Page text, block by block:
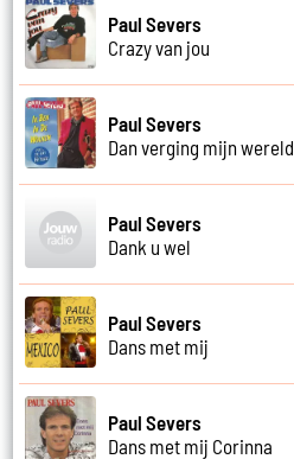
Paul Severs
Crazy van jou
Paul Severs
Dan verging mijn wereld
Paul Severs
Dank u wel
Paul Severs
Dans met mij
Paul Severs
Dans met mij Corinna